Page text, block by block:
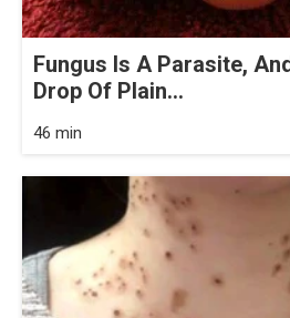
Fungus Is A Parasite,
Drop Of Plain...
46 min